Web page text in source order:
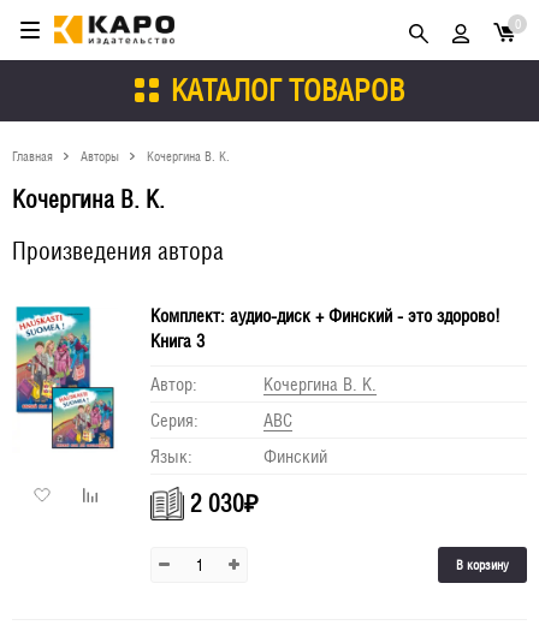
КАТАЛОГ ТОВАРОВ
0
Главная Авторы Кочергина В. К.
Кочергина В. К.
Произведения автора
Комплект: аудио-диск + Финский - это здорово!
Книга 3
Автор:
Кочергина В. К.
Серия:
АВС
Язык:
Финский
2 030₽
В корзину